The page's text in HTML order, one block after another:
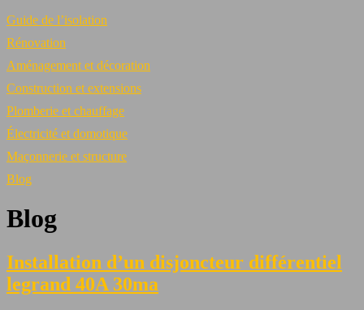
Guide de l’isolation
Rénovation
Aménagement et décoration
Construction et extensions
Plomberie et chauffage
Électricité et domotique
Maçonnerie et structure
Blog
Blog
Installation d’un disjoncteur différentiel
legrand 40A 30ma